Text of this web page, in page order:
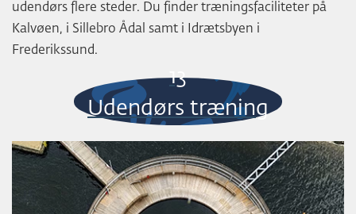
udendørs flere steder. Du finder træningsfaciliteter på
Kalvøen, i Sillebro Ådal samt i Idrætsbyen i
Frederikssund.
13
Udendørs træning